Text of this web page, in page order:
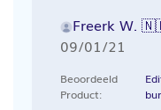
Freerk W.
09/01/21
Beoordeeld
Product: